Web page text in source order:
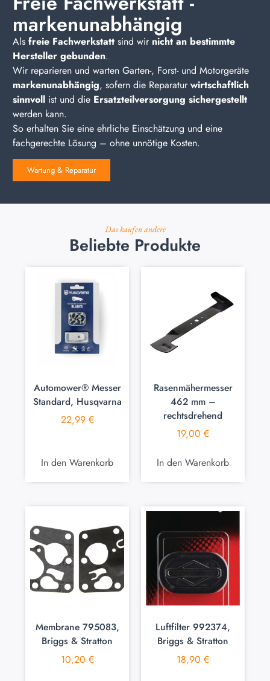
markenunabhängig
Als freie Fachwerkstatt sind wir nicht an bestimmte
Hersteller gebunden.
Wir reparieren und warten Garten-, Forst- und Motorgeräte
markenunabhängig, sofern die Reparaturwirtschaftlich
sinnvoll ist und die Ersatzteilversorgung sichergestellt
werden kann.
So erhalten Sie eine ehrliche Einschätzung und eine
fachgerechte Lösung – ohne unnötige Kosten.
Wartung & Reparatur
Das kaufen andere
Beliebte Produkte
Automower® Messer
Standard, Husqvarna
22,99 €
In den Warenkorb
Rasenmähermesser
462 mm –
rechtsdrehend
19,00 €
In den Warenkorb
Membrane 795083,
Briggs & Stratton
10,20 €
Luftfilter 992374,
Briggs & Stratton
18,90 €